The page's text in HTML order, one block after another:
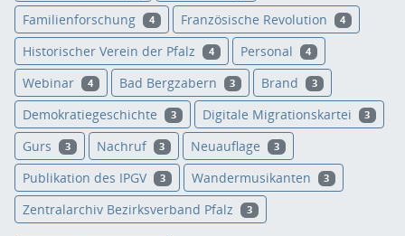
Familienforschung 4 Französische Revolution 4
Historischer Verein der Pfalz 4 Personal 4
Webinar 4 Bad Bergzabern 3 Brand 3
Demokratiegeschichte 3 Digitale Migrationskartei 3
Gurs 3 Nachruf 3 Neuauflage 3
Publikation des IPGV 3 Wandermusikanten 3
Zentralarchiv Bezirksverband Pfalz 3